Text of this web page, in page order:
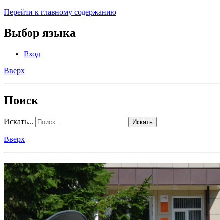
Перейти к главному содержанию
Выбор языка
Вход
Вверх
Поиск
Искать... Искать
Вверх